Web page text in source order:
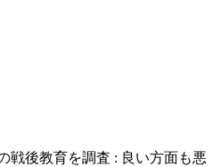
戦後教育を調査 : 良い方面も悪